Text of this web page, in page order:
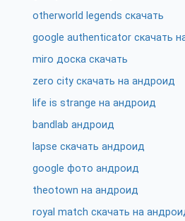
otherworld legends скачать
google authenticator скачать
miro доска скачать
zero city скачать на андроид
life is strange на андроид
bandlab андроид
lapse скачать андроид
google фото андроид
theotown на андроид
royal match скачать на